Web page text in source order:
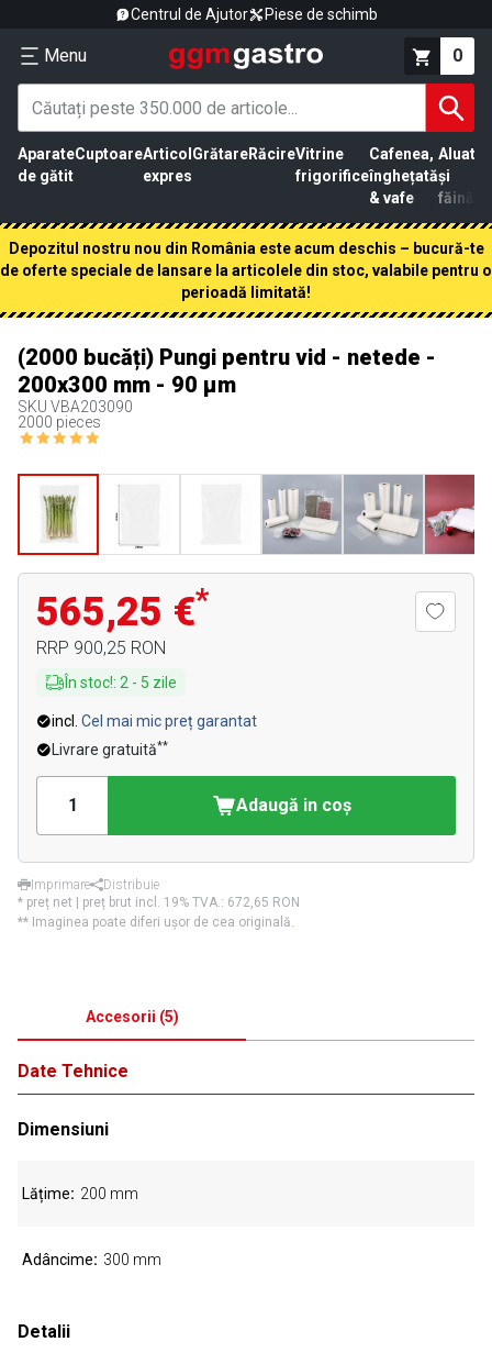
Centrul de Ajutor Piese de schimb
Menu 0
Aparate
de gătit
CuptoareArticol
expres
GrătareRăcireVitrine
frigorifice
Cafenea,
înghețată
& vafe
Aluat
și
făină
Depozitul nostru nou din România este acum deschis – bucură-te
de oferte speciale de lansare la articolele din stoc, valabile pentru o
perioadă limitată!
(2000 bucăți) Pungi pentru vid - netede -
200x300 mm - 90 µm
SKU VBA203090
2000 pieces
565,25 €*
RRP 900,25 RON
În stoc!: 2 - 5 zile
incl. Cel mai mic preț garantat
Livrare gratuită**
Adaugă in coş
Imprimare
Distribuie
* preț net | preț brut incl. 19% TVA.: 672,65 RON
** Imaginea poate diferi ușor de cea originală.
Accesorii (5)
Date Tehnice
Dimensiuni
Lățime 200 mm
Adâncime 300 mm
Detalii